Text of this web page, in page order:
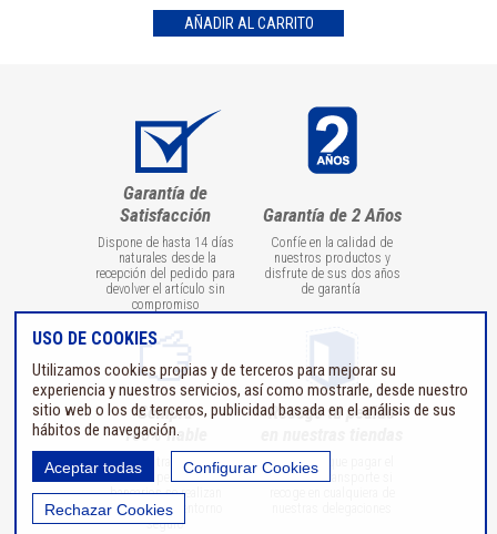
Garantía de
Satisfacción
Dispone de hasta 14 días
naturales desde la
recepción del pedido para
devolver el artículo sin
compromiso
Garantía de 2 Años
Confíe en la calidad de
nuestros productos y
disfrute de sus dos años
de garantía
Compra
100% fiable
Todas las transmisiones
de datos personales o
bancarios se realizan
utilizando un entorno
seguro
Recoge tu pedido
No tendrá que pagar el
coste del transporte si
USO DE COOKIES
Utilizamos cookies propias y de terceros para mejorar su
experiencia y nuestros servicios, así como mostrarle, desde nuestro
sitio web o los de terceros, publicidad basada en el análisis de sus
hábitos de navegación.
Aceptar todas Configurar Cookies
Rechazar Cookies